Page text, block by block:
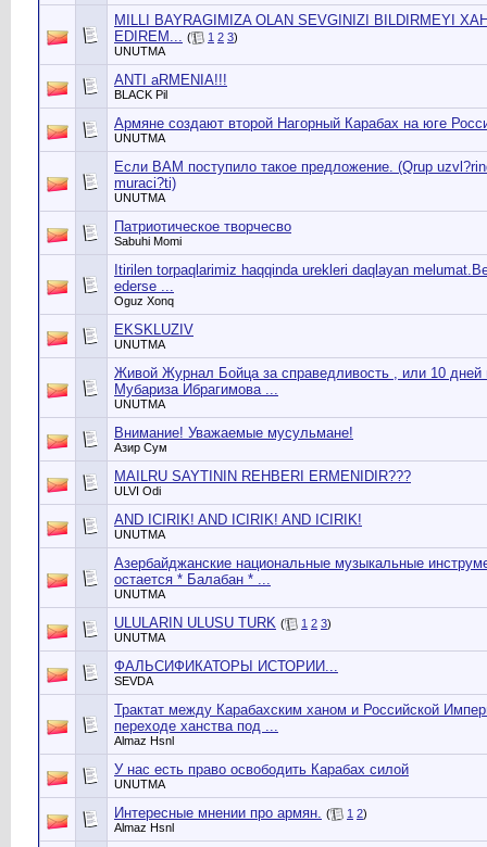
MILLI BAYRAGIMIZA OLAN SEVGINIZI BILDIRMEYI
EDIREM... ( 1 2 3)
UNUTMA
ANTI aRMENIA!!!
BLACK Pil
Армяне создают второй Нагорный Карабах на юге
UNUTMA
Если ВАМ поступило такое предложение. (Qrup
muraci?ti)
UNUTMA
Патриотическое творчесво
Sabuhi Momi
Itirilen torpaqlarimiz haqqinda urekleri daqlayan
ederse ...
Oguz Xonq
EKSKLUZIV
UNUTMA
Живой Журнал Бойца за справедливость , или 10 дней
Мубариза Ибрагимова ...
UNUTMA
Внимание! Уважаемые мусульмане!
Азир Сум
MAILRU SAYTININ REHBERI ERMENIDIR???
ULVI Оdi
AND ICIRIK! AND ICIRIK! AND ICIRIK!
UNUTMA
Азербайджанские национальные музыкальные
остается * Балабан * ...
UNUTMA
ULULARIN ULUSU TURK ( 1 2 3)
UNUTMA
ФАЛЬСИФИКАТОРЫ ИСТОРИИ...
SEVDA
Трактат между Карабахским ханом и Российской
переходе ханства под ...
Almaz Hsnl
У нас есть право освободить Карабах силой
UNUTMA
Интересные мнении про армян. ( 1 2)
Almaz Hsnl